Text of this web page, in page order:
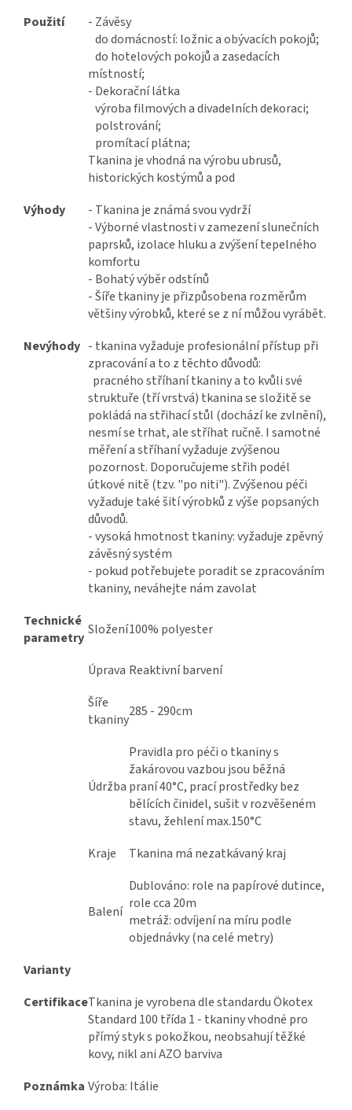
Použití
- Závěsy
do domácností: ložnic a obývacích pokojů;
do hotelových pokojů a zasedacích
místností;
- Dekorační látka
výroba filmových a divadelních dekoraci;
polstrování;
promítací plátna;
Tkanina je vhodná na výrobu ubrusů,
historických kostýmů a pod
Výhody
- Tkanina je známá svou vydrží
- Výborné vlastnosti v zamezení slunečních
paprsků, izolace hluku a zvýšení tepelného
komfortu
- Bohatý výběr odstínů
- Šíře tkaniny je přizpůsobena rozměrům
většiny výrobků, které se z ní můžou vyrábět.
Nevýhody - tkanina vyžaduje profesionální přístup při
zpracování a to z těchto důvodů:
pracného stříhaní tkaniny a to kvůli své
struktuře (tří vrstvá) tkanina se složitě se
pokládá na střihací stůl (dochází ke zvlnění),
nesmí se trhat, ale stříhat ručně. I samotné
měření a stříhaní vyžaduje zvýšenou
pozornost. Doporučujeme střih podél
útkové nitě (tzv. "po niti"). Zvýšenou péči
vyžaduje také šití výrobků z výše popsaných
důvodů.
- vysoká hmotnost tkaniny: vyžaduje zpěvný
závěsný systém
- pokud potřebujete poradit se zpracováním
tkaniny, neváhejte nám zavolat
Technické
parametry Složení100% polyester
Úprava Reaktivní barvení
Šíře
tkaniny285 - 290cm
Údržba
Pravidla pro péči o tkaniny s
žakárovou vazbou jsou běžná
praní 40°C, prací prostředky bez
bělících činidel, sušit v rozvěšeném
stavu, žehlení max.150°C
Kraje
Tkanina má nezatkávaný kraj
Balení
Dublováno: role na papírové dutince,
role cca 20m
metráž: odvíjení na míru podle
objednávky (na celé metry)
Varianty
CertifikaceTkanina je vyrobena dle standardu Ökotex
Standard 100 třída 1 - tkaniny vhodné pro
přímý styk s pokožkou, neobsahují těžké
kovy, nikl ani AZO barviva
Poznámka Výroba: Itálie